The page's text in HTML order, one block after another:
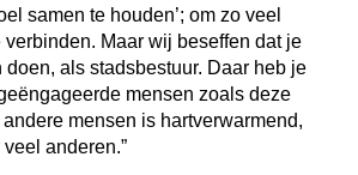
samen te houden’; om zo veel
Maar wij beseffen dat je
als stadsbestuur. Daar heb je
mensen zoals deze
mensen is hartverwarmend,
anderen.”